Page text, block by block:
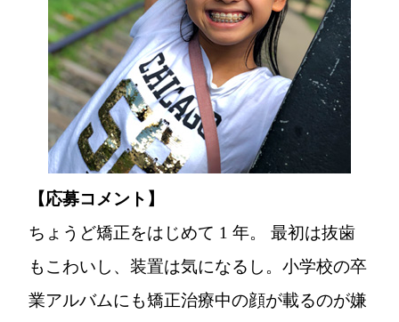
【応募コメント】
ちょうど矯正をはじめて 1 年。 最初は抜歯
もこわいし、装置は気になるし。小学校の卒
業アルバムにも矯正治療中の顔が載るのが嫌